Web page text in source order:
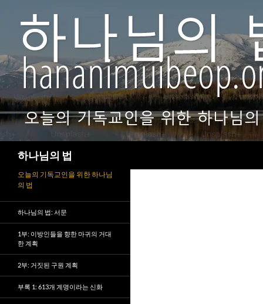
하나님의 법
오늘의 기독교인을 위한 하나님
의 법
하나님의 법: 서문
1부: 이방인들을 향한 마귀의 거대
한 계획
2부: 거짓된 구원 계획
부록 1: 613개 계명이라는 신화